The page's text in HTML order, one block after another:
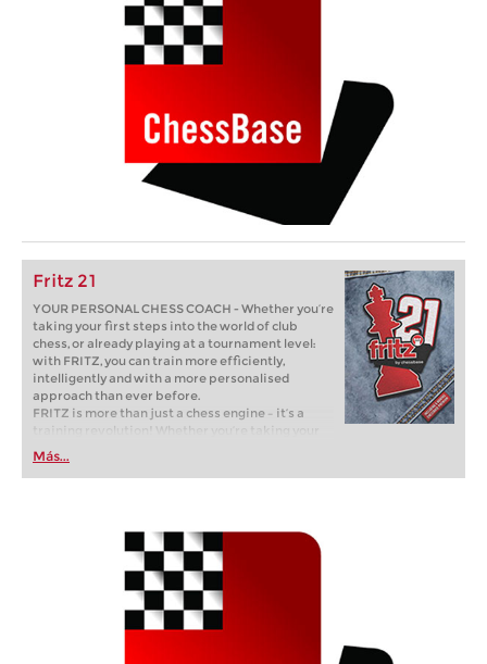
Fritz 21
YOUR PERSONAL CHESS COACH - Whether you’re
taking your first steps into the world of club
chess, or already playing at a tournament level:
with FRITZ, you can train more efficiently,
intelligently and with a more personalised
approach than ever before.
FRITZ is more than just a chess engine – it’s a
training revolution! Whether you’re taking your
first steps into the world of club chess, or already
playing at a tournament level: with FRITZ, you can
train more efficiently, intelligently and with a
Más...